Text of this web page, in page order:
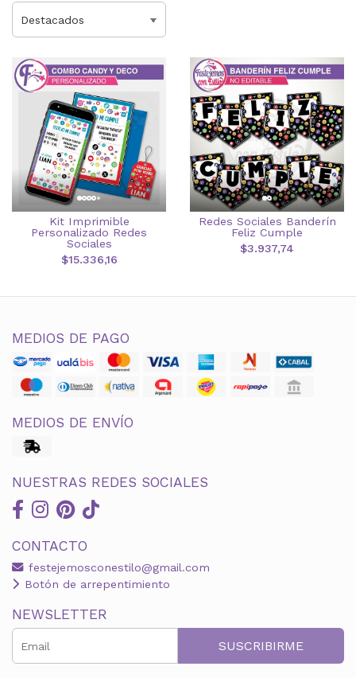
Kit Imprimible
Personalizado Redes
Sociales
$15.336,16
Redes Sociales Banderín
Feliz Cumple
$3.937,74
MEDIOS DE PAGO
MEDIOS DE ENVÍO
NUESTRAS REDES SOCIALES
CONTACTO
festejemosconestilo@gmail.com
Botón de arrepentimiento
NEWSLETTER
SUSCRIBIRME